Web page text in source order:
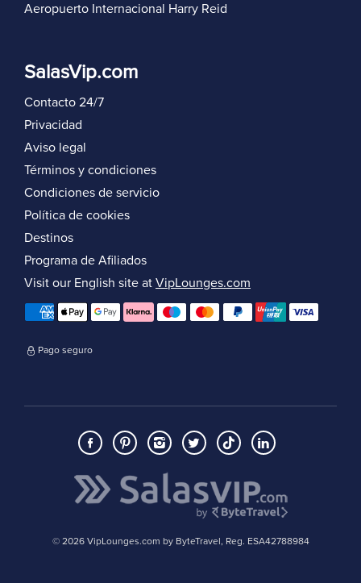
Aeropuerto Internacional Harry Reid
SalasVip.com
Contacto 24/7
Privacidad
Aviso legal
Términos y condiciones
Condiciones de servicio
Política de cookies
Destinos
Programa de Afiliados
Visit our English site at VipLounges.com
Pago seguro
© 2026 VipLounges.com by ByteTravel, Reg. ESA42788984